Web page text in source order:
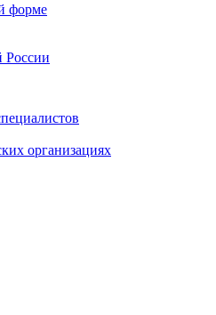
форме
России
организациях